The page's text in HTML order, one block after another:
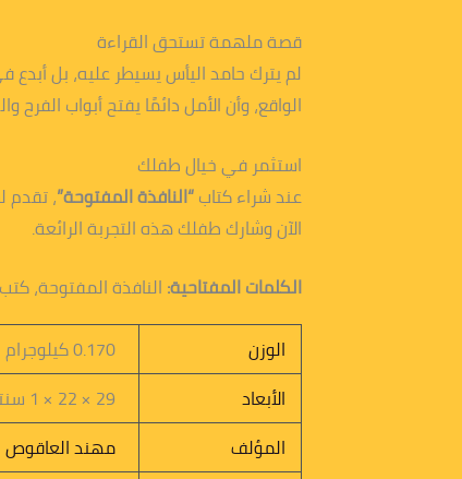
قصة ملهمة تستحق القراءة
لم يترك حامد اليأس يسيطر عليه، بل أبدع
الواقع، وأن الأمل دائمًا يفتح أبواب الفرح
استثمر في خيال طفلك
عند شراء كتاب“النافذة المفتوحة”، تقدم
الآن وشارك طفلك هذه التجربة الرائعة.
الكلمات المفتاحية: النافذة المفتوحة،
الوزن
0.170 كيلوجرام
الأبعاد
29 × 22 × 1 سنتيميتر
المؤلف
مهند العاقوص